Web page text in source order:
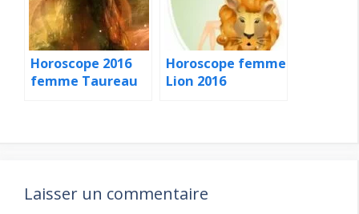
Horoscope 2016
femme Taureau
Horoscope femme
Lion 2016
Laisser un commentaire